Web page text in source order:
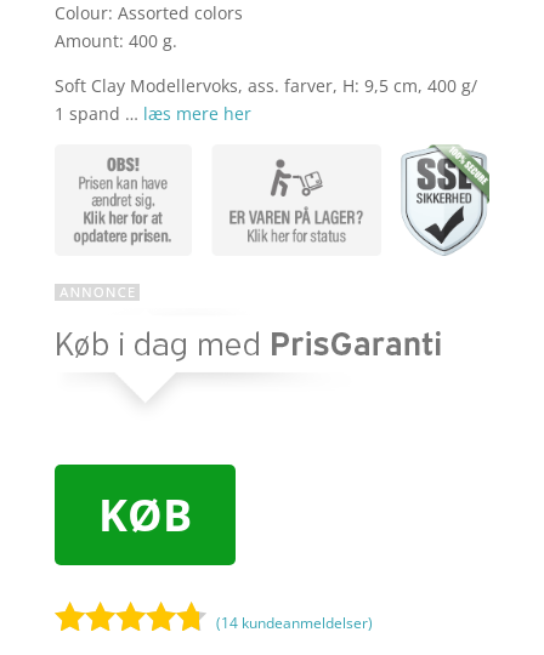
Colour: Assorted colors
Amount: 400 g.
Soft Clay Modellervoks, ass. farver, H: 9,5 cm, 400 g/
1 spand … læs mere her
KØB
(14 kundeanmeldelser)